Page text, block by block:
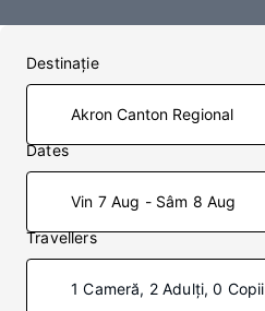
Destinaţie
Dates
Vin 7 Aug - Sâm 8 Aug
Travellers
1 Cameră, 2 Adulți, 0 Copii